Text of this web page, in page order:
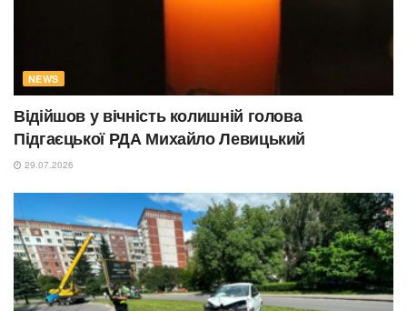
NEWS
Відійшов у вічність колишній голова
Підгаєцької РДА Михайло Левицький
29.07.2026